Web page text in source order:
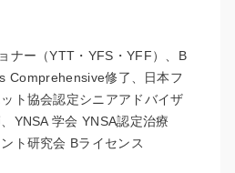
ナー（YTT・YFS・YFF）、B
Comprehensive修了、日本フ
ト協会認定シニアアドバイザ
YNSA 学会 YNSA認定治療
ト研究会 Bライセンス